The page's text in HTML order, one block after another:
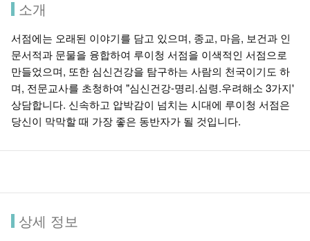
소개
서점에는 오래된 이야기를 담고 있으며, 종교, 마음, 보건과 인
문서적과 문물을 융합하여 루이청 서점을 이색적인 서점으로
만들었으며, 또한 심신건강을 탐구하는 사람의 천국이기도 하
며, 전문교사를 초청하여 "심신건강-명리.심령.우려해소 3가지'
상담합니다. 신속하고 압박감이 넘치는 시대에 루이청 서점은
당신이 막막할 때 가장 좋은 동반자가 될 것입니다.
상세 정보